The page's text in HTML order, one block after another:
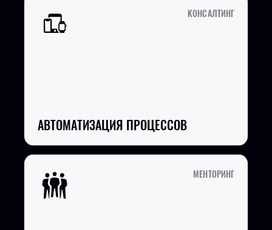
КОНСАЛТИНГ
АВТОМАТИЗАЦИЯ ПРОЦЕССОВ
МЕНТОРИНГ